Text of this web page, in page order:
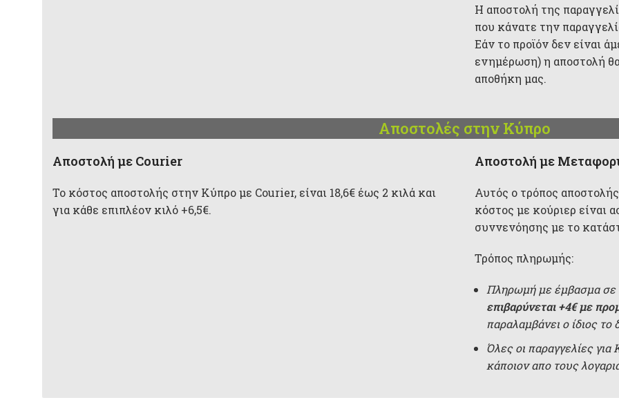
Η αποστολή της
που κάνατε την
Εάν το προϊόν δεν είναι
ενημέρωση) η αποστολή
αποθήκη μας.
Αποστολές στην Κύπρο
Aποστολή με Courier
Το κόστος αποστολής στην Κύπρο με Courier, είναι 18,6€ έως 2 κιλά και
για κάθε επιπλέον κιλό +6,5€.
Αποστολή με
Αυτός ο τρόπος
κόστος με κούριερ είναι
συννενόησης με το
Τρόπος πληρωμής:
Πληρωμή με έμβασμα σε
επιβαρύνεται +4€ με
παραλαμβάνει ο ίδιος
Όλες οι παραγγελίες
κάποιον απο τους